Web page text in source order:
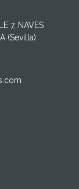
7, NAVES
(Sevilla)